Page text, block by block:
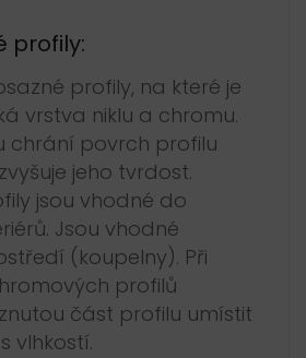
profily:
profily, na které je
vrstva niklu a chromu.
chrání povrch profilu
jeho tvrdost.
jsou vhodné do
Jsou vhodné
(koupelny). Při
profilů
část profilu umístit
vlhkostí.